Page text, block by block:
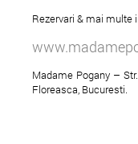
Rezervari & mai multe
Madame Pogany –
Floreasca, Bucuresti.